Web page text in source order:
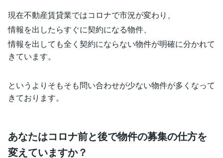
現在不動産賃貸業ではコロナで市況が変わり、
情報を出したらすぐに契約になる物件、
情報を出しても全く契約にならない物件が明確に分かれて
きています。
というよりそもそも問い合わせが少ない物件が多くなって
きております。
あなたはコロナ前と後で物件の募集の仕方を
変えていますか？